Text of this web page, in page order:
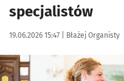
specjalistów
Data publikacji:
19.06.2026 15:47 | Autor:
Błażej Organisty
Kliknij, aby zobaczyć galerię